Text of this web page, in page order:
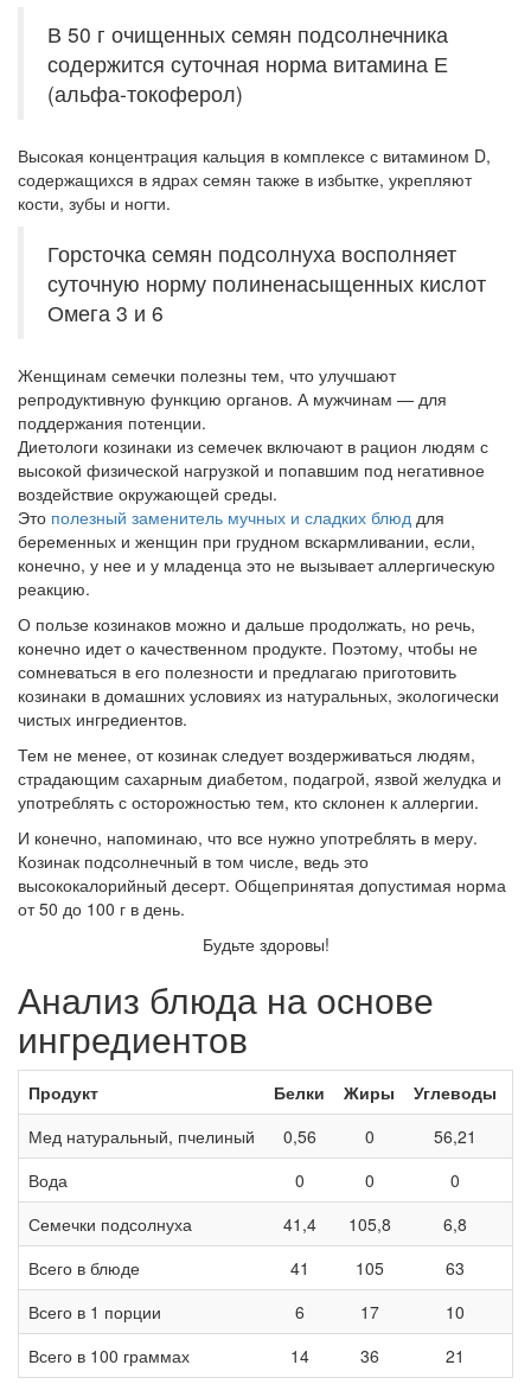
В 50 г очищенных семян подсолнечника
содержится суточная норма витамина Е
(альфа-токоферол)
Высокая концентрация кальция в комплексе с витамином D,
содержащихся в ядрах семян также в избытке, укрепляют
кости, зубы и ногти.
Горсточка семян подсолнуха восполняет
суточную норму полиненасыщенных кислот
Омега 3 и 6
Женщинам семечки полезны тем, что улучшают
репродуктивную функцию органов. А мужчинам — для
поддержания потенции.
Диетологи козинаки из семечек включают в рацион людям с
высокой физической нагрузкой и попавшим под негативное
воздействие окружающей среды.
Это полезный заменитель мучных и сладких блюд для
беременных и женщин при грудном вскармливании, если,
конечно, у нее и у младенца это не вызывает аллергическую
реакцию.
О пользе козинаков можно и дальше продолжать, но речь,
конечно идет о качественном продукте. Поэтому, чтобы не
сомневаться в его полезности и предлагаю приготовить
козинаки в домашних условиях из натуральных, экологически
чистых ингредиентов.
Тем не менее, от козинак следует воздерживаться людям,
страдающим сахарным диабетом, подагрой, язвой желудка и
употреблять с осторожностью тем, кто склонен к аллергии.
И конечно, напоминаю, что все нужно употреблять в меру.
Козинак подсолнечный в том числе, ведь это
высококалорийный десерт. Общепринятая допустимая норма
от 50 до 100 г в день.
Будьте здоровы!
Анализ блюда на основе
ингредиентов
Продукт Белки Жиры Углеводы
Мед натуральный, пчелиный
0,56 0 56,21
Вода
0 0 0
Семечки подсолнуха
41,4 105,8 6,8
Всего в блюде
41 105 63
Всего в 1 порции
6 17 10
Всего в 100 граммах
14 36 21